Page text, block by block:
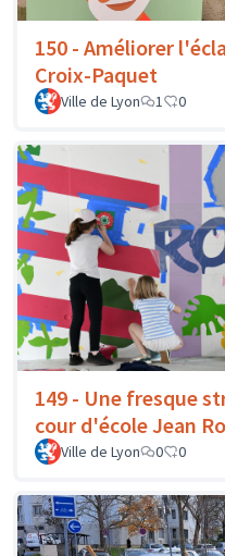
150 - Améliorer
Croix-Paquet
Ville de Lyon 1 0
149 - Une fresque
cour d'école Jean
Ville de Lyon 0 0